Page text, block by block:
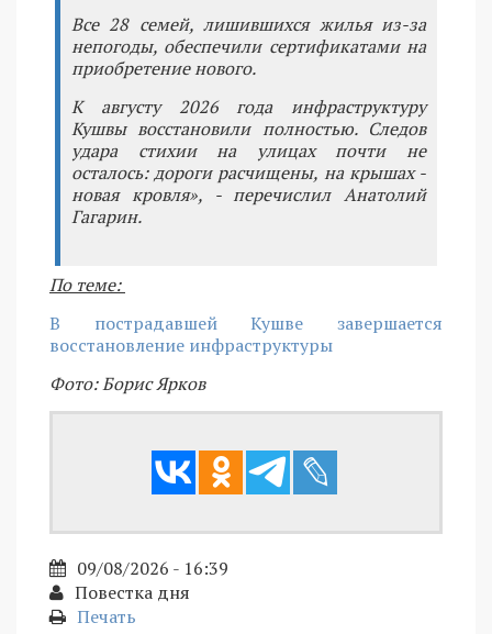
Все 28 семей, лишившихся жилья из-за
непогоды, обеспечили сертификатами на
приобретение нового.
К августу 2026 года инфраструктуру
Кушвы восстановили полностью. Следов
удара стихии на улицах почти не
осталось: дороги расчищены, на крышах -
новая кровля», - перечислил Анатолий
Гагарин.
По теме:
В пострадавшей Кушве завершается
восстановление инфраструктуры
Фото: Борис Ярков
09/08/2026 - 16:39
Повестка дня
Печать